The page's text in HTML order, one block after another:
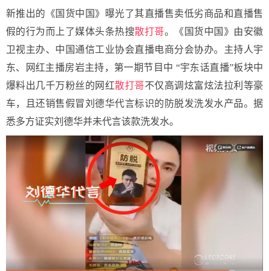
新推出的《国货中国》曝光了其直播售卖低劣商品和直播售
假的行为而上了媒体头条热搜散打哥。《国货中国》由安徽
卫视主办、中国通信工业协会直播电商分会协办。主持人宇
东、网红主播房岩主持，第一期节目中 “宇东话直播”板块中
爆料出几千万粉丝的网红散打哥不仅高调炫富炫法拉利等豪
车，且还销售假冒刘德华代言标识的防脱发洗发水产品。据
悉多方证实刘德华并未代言该款洗发水。